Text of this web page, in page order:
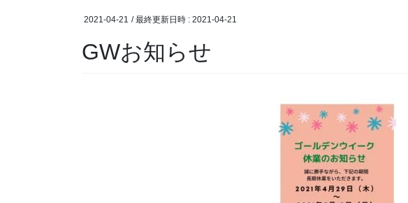
2021-04-21 / 最終更新日時 : 2021-04-21
GWお知らせ